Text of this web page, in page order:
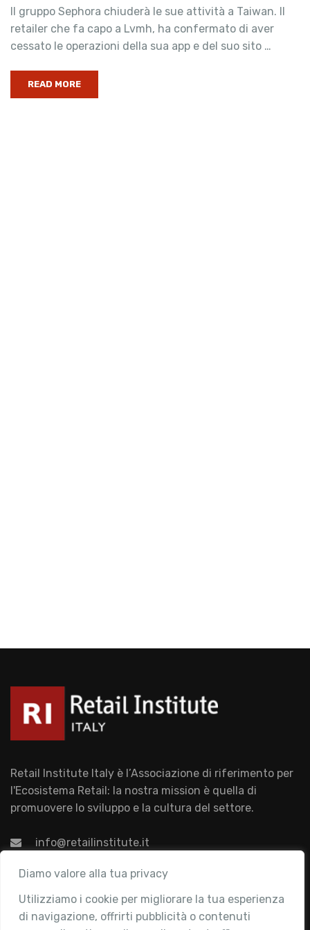
Diamo valore alla tua privacy
Utilizziamo i cookie per migliorare la tua esperienza
di navigazione, offrirti pubblicità o contenuti
Il gruppo Sephora chiuderà le sue attività a Taiwan. Il
retailer che fa capo a Lvmh, ha confermato di aver
cessato le operazioni della sua app e del suo sito …
READ MORE
Retail Institute Italy è l’Associazione di riferimento per
l'Ecosistema Retail: la nostra mission è quella di
promuovere lo sviluppo e la cultura del settore.
info@retailinstitute.it
Associazione
Chi siamo
Attività